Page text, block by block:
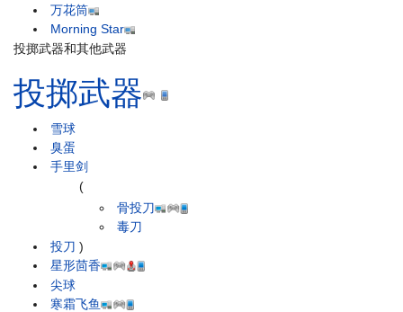
万花筒
Morning Star
投掷武器和其他武器
投掷武器
雪球
臭蛋
手里剑
投刀
(
骨投刀
毒刀
)
星形茴香
尖球
寒霜飞鱼